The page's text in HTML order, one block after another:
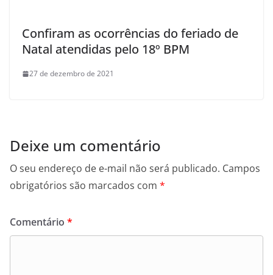
Confiram as ocorrências do feriado de
Natal atendidas pelo 18º BPM
27 de dezembro de 2021
Deixe um comentário
O seu endereço de e-mail não será publicado. Campos
obrigatórios são marcados com *
Comentário *